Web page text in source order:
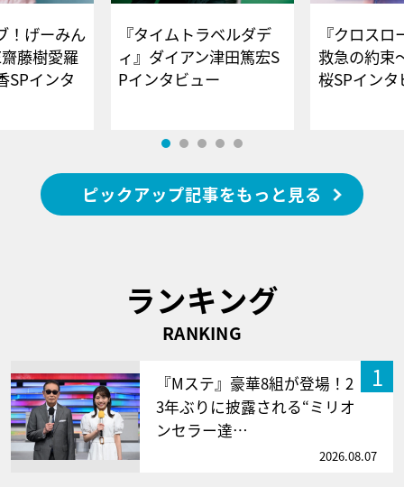
！げーみん
藤樹愛羅
SPインタ
『タイムトラベルダデ
ィ』ダイアン津田篤宏S
Pインタビュー
『クロス
救急の約束
桜SPイ
ピックアップ記事をもっと見る
ランキング
RANKING
1
『Mステ』豪華8組が登場！2
3年ぶりに披露される“ミリオ
ンセラー達…
2026.08.07